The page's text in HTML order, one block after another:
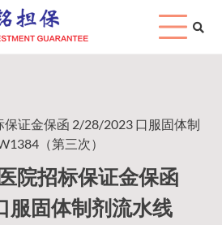
证金保函 2/28/2023 口服固体制
（第三次）
院招标保证金保函
固体制剂流水线